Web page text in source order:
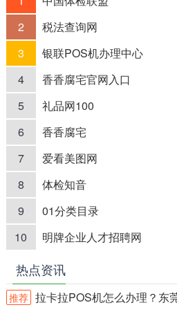
2
税法查询网
3
银联POS机办理中心
4
香香腐宅官网入口
5
礼品网100
6
香香腐宅
7
爱看美图网
8
体检知音
9
01分类目录
10
明牌企业人才招聘网
热点资讯
推荐 拉卡拉POS机怎么办理？东